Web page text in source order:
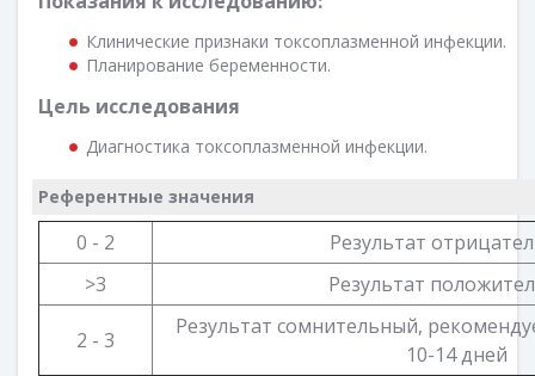
Клинические признаки токсоплазменной инфекции.
Планирование беременности.
Цель исследования
Диагностика токсоплазменной инфекции.
Референтные значения
0 - 2
Результат
>3
Результат
2 - 3
Результат сомнительный,
10-14 дней